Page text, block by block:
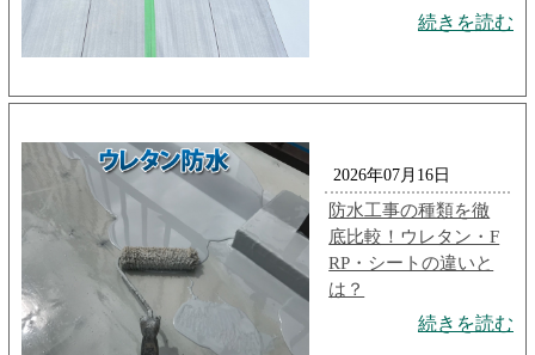
続きを読む
2026年07月16日
防水工事の種類を徹
底比較！ウレタン・F
RP・シートの違いと
は？
続きを読む